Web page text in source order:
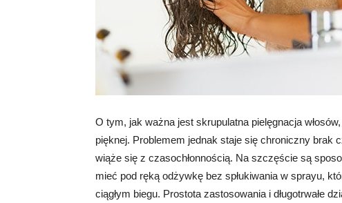
O tym, jak ważna jest skrupulatna pielęgnacja
pięknej. Problemem jednak staje się chroniczny brak
wiąże się z czasochłonnością. Na szczęście są
mieć pod ręką odżywkę bez spłukiwania w sprayu,
ciągłym biegu. Prostota zastosowania i długotrwałe